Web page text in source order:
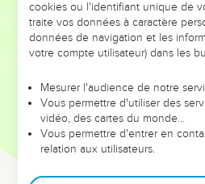
Il prit les trésors de la maison
la maison royale ; il prit tout ; il prit
d'or que Salomon avait faits.
ceux-là et les mit entre les mains
gardaient la porte de la maison du
Et, quand le roi entrait dans la
coureurs les portaient ; puis ils les
chambre des coureurs.
cookies ou l'identifiant unique de
traite vos données à caractère
données de navigation et les
votre compte utilisateur) dans les
Mesurer l'audience de notre
Vous permettre d'utiliser des
vidéo, des cartes du monde…
Vous permettre d'entrer en
relation aux utilisateurs.